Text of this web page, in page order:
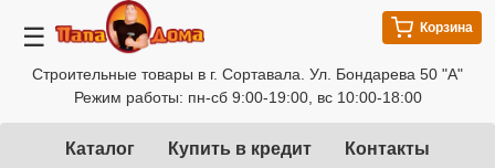
☰
Строительные товары в г. Сортавала. Ул. Бондарева 50 "А"
Режим работы: пн-сб 9:00-19:00, вс 10:00-18:00
Корзина
Каталог Купить в кредит Контакты